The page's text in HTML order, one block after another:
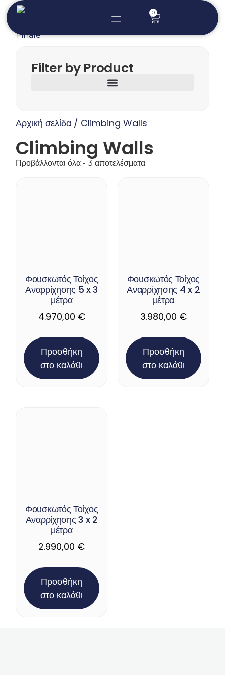
0
Filter by Product
Αρχική σελίδα / Climbing Walls
Climbing Walls
Προβάλλονται όλα - 3 αποτελέσματα
Φουσκωτός Τοίχος
Αναρρίχησης 5 x 3
μέτρα
4.970,00 €
Προσθήκη
στο καλάθι
Φουσκωτός Τοίχος
Αναρρίχησης 4 x 2
μέτρα
3.980,00 €
Προσθήκη
στο καλάθι
Φουσκωτός Τοίχος
Αναρρίχησης 3 x 2
μέτρα
2.990,00 €
Προσθήκη
στο καλάθι